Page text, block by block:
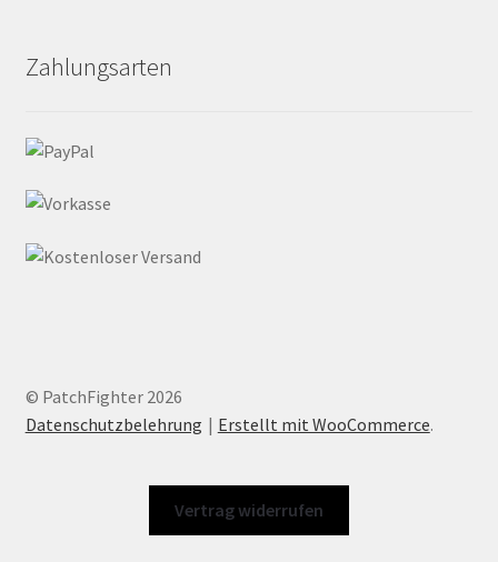
Zahlungsarten
© PatchFighter 2026
Datenschutzbelehrung
Erstellt mit WooCommerce.
Vertrag widerrufen